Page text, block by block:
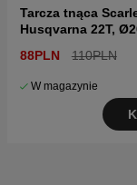
Tarcza tnąca
Husqvarna 22T,
88PLN 110PLN
W magazynie